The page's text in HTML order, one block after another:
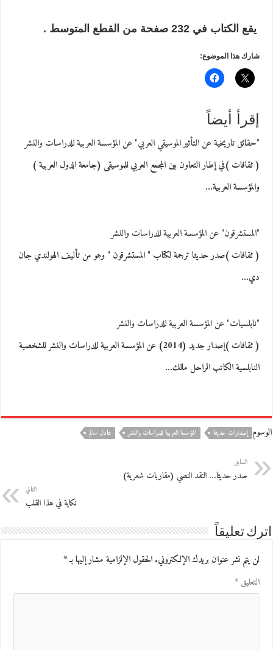
يقع الكتاب في 232 صفحة من القطع المتوسط .
شارك هذا الموضوع:
إقرأ أيضاً
"حقائق تاريخية عن التأثير الموسيقي العربي" عن المؤسسة العربية للدراسات والنشر
( ثقافات )في إطار التعاون بين المجمع العربي للموسيقى (جامعة الدول العربية )
والمؤسسة العربية…
"المستشرقون" عن المؤسسة العربية للدراسات والنشر
( ثقافات )صدر حديثا ترجمة لكتاب " المستشرقون " وهو من تأليف الهولندي جان
دي…
"نابلسيات" عن المؤسسة العربية للدراسات والنشر
( ثقافات )إصدار جديد (2014) عن المؤسسة العربية للدراسات والنشر للشخصية
النابلسية الكاتب الراحل مالك…
الوسوم إصدارات حديثة المؤسسة العربية للدراسات والنشر عادل سالم
السابق
صدر حديثا… النقد النصي (مقاربات شعرية)
التالي
نكاية في هذا القلب
اترك تعليقاً
لن يتم نشر عنوان بريدك الإلكتروني.الحقول الإلزامية مشار إليها بـ*
التعليق*